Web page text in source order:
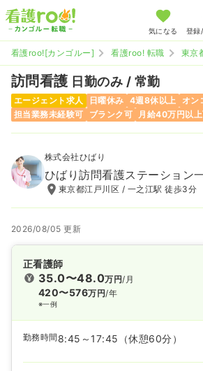
気になる 登録
看護roo![カンゴルー] 看護roo! 転職 東京
訪問看護 日勤のみ / 常勤
エージェント求人 日曜休み 4週8休以上
オン
担当業務未経験可
ブランク可 月給40万円以
株式会社ひばり
ひばり訪問看護ステーション
東京都江戸川区 / 一之江駅 徒歩3分
2026/08/05 更新
正看護師
35.0〜48.0万円/月
420〜576万円/年
※一例
勤務時間 8:45～17:45 （休憩60分）